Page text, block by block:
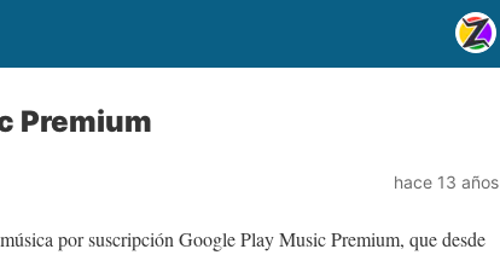
Premium
hace 13 años
por suscripción Google Play Music Premium, que desde